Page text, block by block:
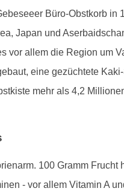
Büro-Obstkorb
Japan und
vor allem die Region um
eine gezüchtete
mehr als 4,2
100 Gramm
- vor allem Vitamin A